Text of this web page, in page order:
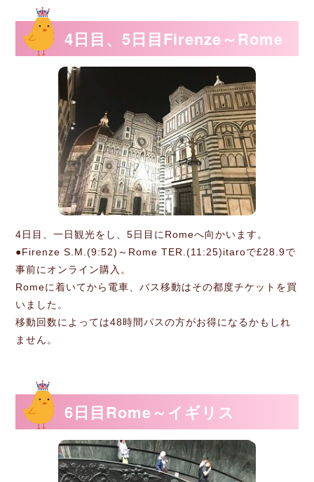
4日目、5日目Firenze～Rome
4日目、一日観光をし、5日目にRomeへ向かいます。
●Firenze S.M.(9:52)～Rome TER.(11:25)itaroで£28.9で
事前にオンライン購入。
Romeに着いてから電車、バス移動はその都度チケットを買
いました。
移動回数によっては48時間パスの方がお得になるかもしれ
ません。
6日目Rome～イギリス